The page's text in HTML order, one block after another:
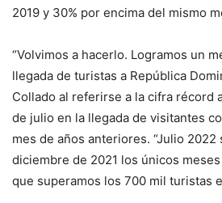
2019 y 30% por encima del mismo
“Volvimos a hacerlo. Logramos un
llegada de turistas a República
Collado al referirse a la cifra récord
de julio en la llegada de visitantes
mes de años anteriores. “Julio
diciembre de 2021 los únicos
que superamos los 700 mil turistas